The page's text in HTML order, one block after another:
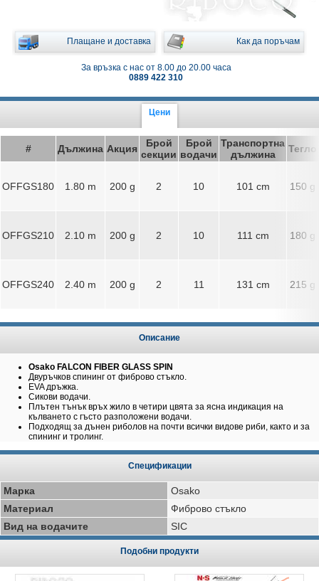
Плащане и доставка Как да поръчам
За връзка с нас от 8.00 до 20.00 часа
0889 422 310
Цени
# Дължина Акция
Брой
секции
Брой
водачи
Транспортна
дължина
Тегло
OFFGS180 1.80 m 200 g 2 10 101 cm 150 g
OFFGS210 2.10 m 200 g 2 10 111 cm 180 g
OFFGS240 2.40 m 200 g 2 11 131 cm 215 g
Описание
Osako FALCON FIBER GLASS SPIN
Двуръчков спининг от фиброво стъкло.
EVA дръжка.
Сикови водачи.
Плътен тънък връх жило в четири цвята за ясна индикация на
кълването с гъсто разположени водачи.
Подходящ за дънен риболов на почти всички видове риби, както и за
спининг и тролинг.
Спецификации
Марка
Osako
Материал
Фиброво стъкло
Вид на водачите
SIC
Подобни продукти